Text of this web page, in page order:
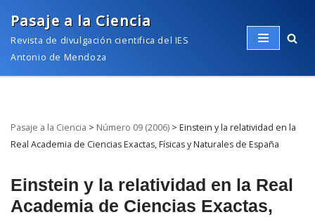
Saltar
al
Pasaje a la Ciencia
Revista de divulgación cientifica del IES
Antonio de Mendoza
Pasaje a la Ciencia > Número 09 (2006) > Einstein y la relatividad en la
Real Academia de Ciencias Exactas, Físicas y Naturales de España
Einstein y la relatividad en la Real
Academia de Ciencias Exactas,